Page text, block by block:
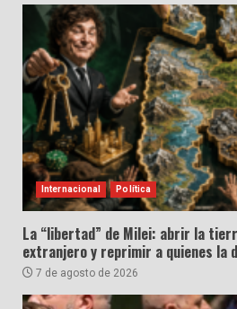
Internacional Política
La “libertad” de Milei: abrir la
extranjero y reprimir a quienes la
7 de agosto de 2026